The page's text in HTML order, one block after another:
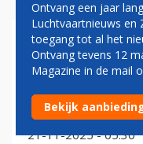
BOSTON
Nieuwe Airbus A350
intercontinentale
21-11-2025 - 05:30
Ontvang een jaar
Luchtvaartnieuws en
toegang tot al het
Ontvang tevens 12
Magazine in de mail
Bekijk